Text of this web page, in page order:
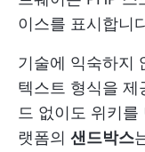
이스를 표시합니
기술에 익숙하지
텍스트 형식을 제
드 없이도 위키
랫폼의 샌드박스